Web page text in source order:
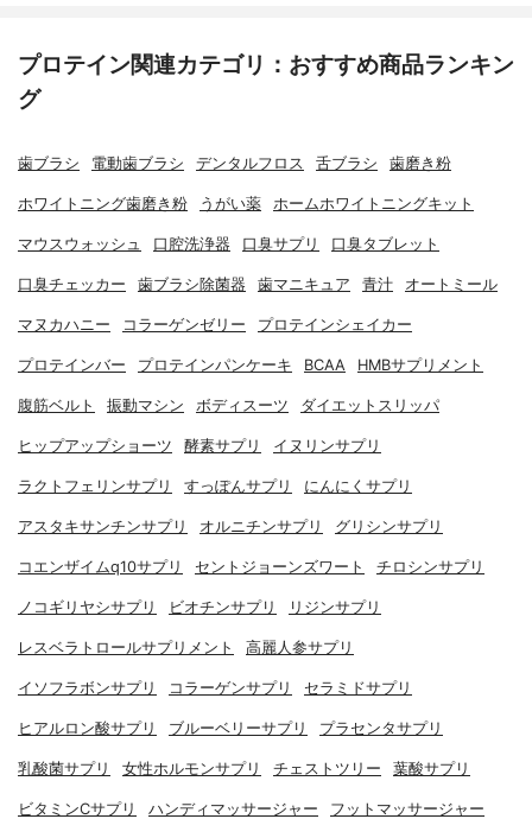
プロテイン関連カテゴリ：おすすめ商品ランキン
グ
歯ブラシ 電動歯ブラシ デンタルフロス 舌ブラシ 歯磨き粉
ホワイトニング歯磨き粉 うがい薬 ホームホワイトニングキット
マウスウォッシュ 口腔洗浄器 口臭サプリ 口臭タブレット
口臭チェッカー 歯ブラシ除菌器 歯マニキュア 青汁 オートミール
マヌカハニー コラーゲンゼリー プロテインシェイカー
プロテインバー プロテインパンケーキ BCAA HMBサプリメント
腹筋ベルト 振動マシン ボディスーツ ダイエットスリッパ
ヒップアップショーツ 酵素サプリ イヌリンサプリ
ラクトフェリンサプリ すっぽんサプリ にんにくサプリ
アスタキサンチンサプリ オルニチンサプリ グリシンサプリ
コエンザイムq10サプリ セントジョーンズワート チロシンサプリ
ノコギリヤシサプリ ビオチンサプリ リジンサプリ
レスベラトロールサプリメント 高麗人参サプリ
イソフラボンサプリ コラーゲンサプリ セラミドサプリ
ヒアルロン酸サプリ ブルーベリーサプリ プラセンタサプリ
乳酸菌サプリ 女性ホルモンサプリ チェストツリー 葉酸サプリ
ビタミンCサプリ ハンディマッサージャー フットマッサージャー